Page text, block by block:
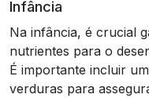
Infância
Na infância, é crucial
nutrientes para o
É importante incluir
verduras para